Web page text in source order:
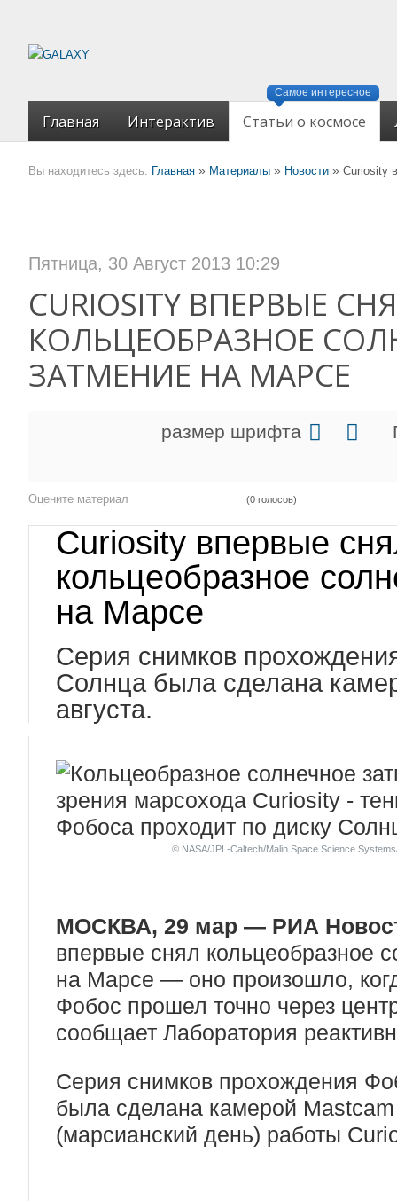
Главная Интерактив Статьи о космосе
Самое интересное
Вы находитесь здесь: Главная » Материалы » Новости » Сuriosity
Пятница, 30 Август 2013 10:29
СURIOSITY ВПЕРВЫЕ
КОЛЬЦЕОБРАЗНОЕ
ЗАТМЕНИЕ НА МАРСЕ
размер шрифта
Оцените материал (0 голосов)
Сuriosity впервые
кольцеобразное
на Марсе
Серия снимков
Солнца была сделана
августа.
© NASA/JPL-Caltech/Malin Space Science
МОСКВА, 29 мар — РИА
впервые снял кольцеобразное
на Марсе — оно произошло,
Фобос прошел точно через
сообщает Лаборатория
Серия снимков прохождения
была сделана камерой Mastcam
(марсианский день) работы